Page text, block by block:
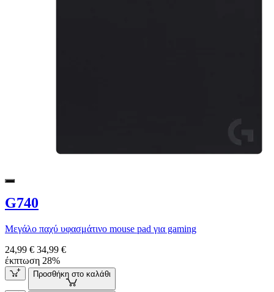
G740
Μεγάλο παχύ υφασμάτινο mouse pad για gaming
24,99 € 34,99 €
έκπτωση 28%
Προσθήκη στο καλάθι